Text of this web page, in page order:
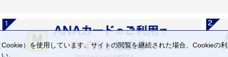
）を使用しています。サイトの閲覧を継続された場合、Cookieの
。